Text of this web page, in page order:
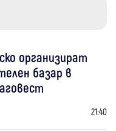
организират
базар в
21:40